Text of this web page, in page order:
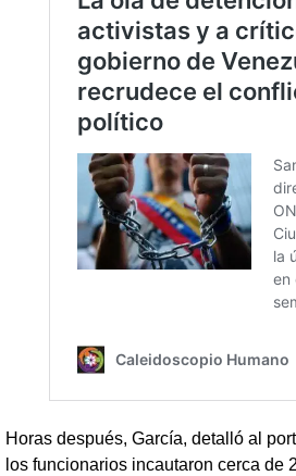
Horas después, García, detalló al
los funcionarios incautaron cerca de